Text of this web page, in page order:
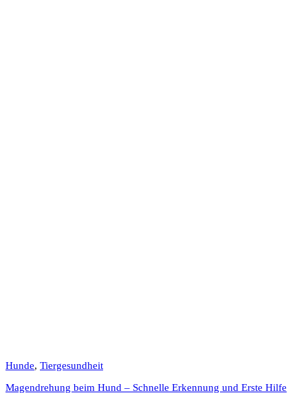
Hunde, Tiergesundheit
Magendrehung beim Hund – Schnelle Erkennung und Erste Hilfe